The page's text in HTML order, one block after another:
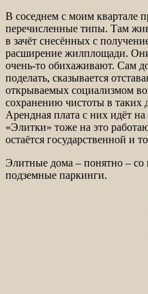
В соседнем с моим квартале
перечисленные типы. Там
в зачёт снесённых с
расширение жилплощади.
очень-то обихаживают. Сам
поделать, сказывается
открываемых социализмом
сохранению чистоты в таких
Арендная плата с них идёт
«Элитки» тоже на это
остаётся государственной и
Элитные дома – понятно – со
подземные паркинги.